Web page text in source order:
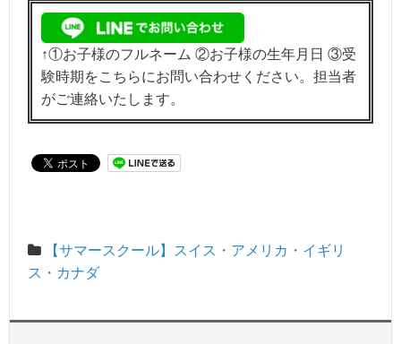
↑①お子様のフルネーム ②お子様の生年月日 ③受
験時期をこちらにお問い合わせください。担当者
がご連絡いたします。
【サマースクール】スイス・アメリカ・イギリ
ス・カナダ